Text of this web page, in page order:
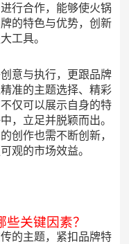
行合作，能够使火锅
的特色与优势，创新
工具。
意与执行，更跟品牌
准的主题选择、精彩
仅可以展示自身的特
，立足并脱颖而出。
创作也需不断创新，
观的市场效益。
关键因素？
的主题，紧扣品牌特